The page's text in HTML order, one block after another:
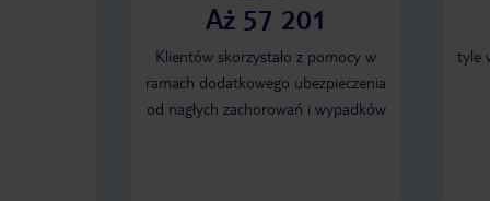
Aż 57 201
Klientów skorzystało z pomocy w
ramach dodatkowego ubezpieczenia
od nagłych zachorowań i wypadków
tyle